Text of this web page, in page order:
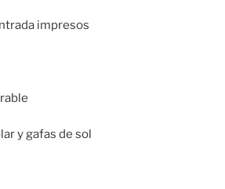
impresos
y gafas de sol